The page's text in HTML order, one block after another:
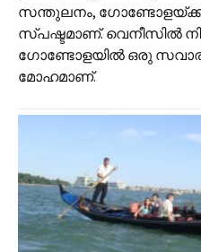
സന്തുലനം,
സ്പഷ്ടമാണ്. വെനീസിൽ
ഗോണ്ടോളയിൽ ഒരു
മോഹമാണ്.